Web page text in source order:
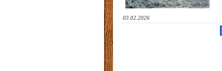
03.02.2026